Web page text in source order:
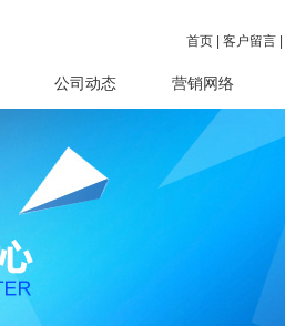
首页 客户留言
公司动态 营销网络